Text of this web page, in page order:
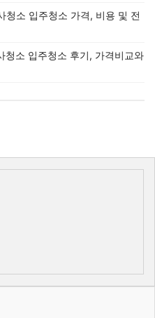
청소 입주청소 가격, 비용 및 전
청소 입주청소 후기, 가격비교와